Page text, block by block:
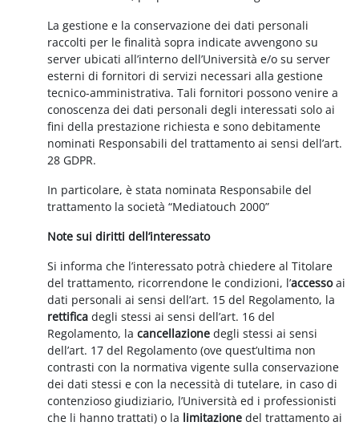
La gestione e la conservazione dei dati personali
raccolti per le finalità sopra indicate avvengono su
server ubicati all’interno dell’Università e/o su server
esterni di fornitori di servizi necessari alla gestione
tecnico-amministrativa. Tali fornitori possono venire a
conoscenza dei dati personali degli interessati solo ai
fini della prestazione richiesta e sono debitamente
nominati Responsabili del trattamento ai sensi dell’art.
28 GDPR.
In particolare, è stata nominata Responsabile del
trattamento la società “Mediatouch 2000”
Note sui diritti dell’interessato
Si informa che l’interessato potrà chiedere al Titolare
del trattamento, ricorrendone le condizioni, l’accessoai
dati personali ai sensi dell’art. 15 del Regolamento, la
rettificadegli stessi ai sensi dell’art. 16 del
Regolamento, lacancellazione degli stessi ai sensi
dell’art. 17 del Regolamento (ove quest’ultima non
contrasti con la normativa vigente sulla conservazione
dei dati stessi e con la necessità di tutelare, in caso di
contenzioso giudiziario, l’Università ed i professionisti
che li hanno trattati) o la limitazione del trattamento ai